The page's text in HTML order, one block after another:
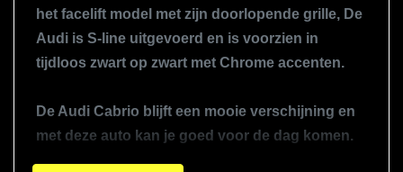
Lichtmetalen velgen 18"
Metaalkleur
Parkeersensor achter
Sportvelgen
Infotainment
het facelift model met zijn doorlopende grille, De
Audi is S-line uitgevoerd en is voorzien in
tijdloos zwart op zwart met Chrome accenten.
De Audi Cabrio blijft een mooie verschijning en
met deze auto kan je goed voor de dag komen.